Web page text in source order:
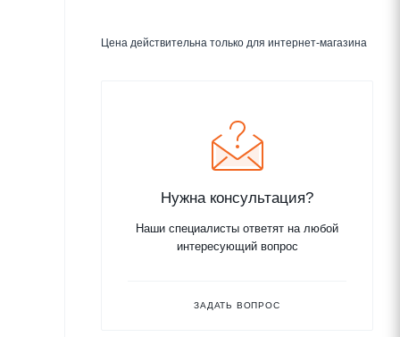
Цена действительна только для интернет-магазина
Нужна консультация?
Наши специалисты ответят на любой
интересующий вопрос
ЗАДАТЬ ВОПРОС